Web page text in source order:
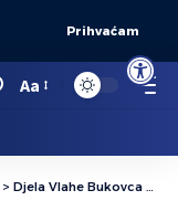
Open
Prihvaćam
Aa
> Djela Vlahe Bukovca u Narodnom muzeju u Beogradu